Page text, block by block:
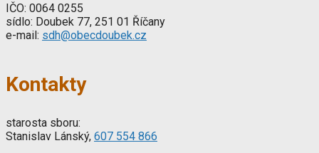
IČO: 0064 0255
sídlo: Doubek 77, 251 01 Říčany
e-mail: sdh@obecdoubek.cz
Kontakty
starosta sboru:
Stanislav Lánský, 607 554 866